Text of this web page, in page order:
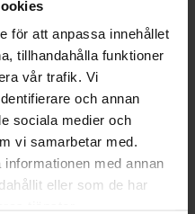
för att anpassa innehållet
tillhandahålla funktioner
vår trafik. Vi
och annan
sociala medier och
vi samarbetar med.
med annan
eller som de har